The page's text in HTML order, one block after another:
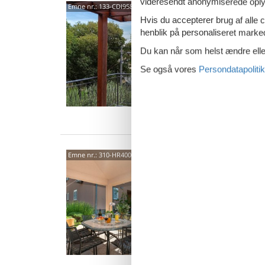
Emne nr.: 133-CDI958
Put
6
Emne nr.: 310-HR4000.626.3
Hvis du accepterer brug af alle
henblik på personaliseret
Du kan når som helst ændre
Se også vores Persondatapolitik